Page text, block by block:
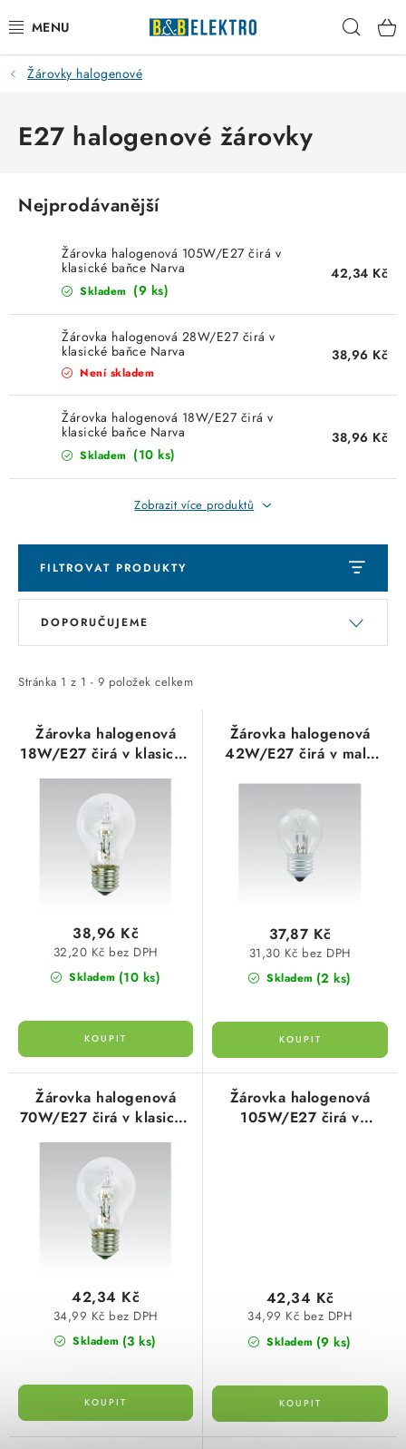
na
obsah
Reklamace / Vrácení zboží
Blog
VYTÁPĚNÍ
VYPÍNAČE
ELEKTROMATERIÁL
JISTIČE
KABELY
ŽÁROVKY
FOTOVOLTAIKA
OHŘÍVAČE VODY
CHYTRÁ DOMÁCNOST
SVÍTIDLA domovní
LED osvětlení
SVÍTIDLA technická
VÝPRODEJ
Položky bez zařazené kategorie dle výrobců
VÁNOCE
OSVĚTLENÍ
Otevírací doba výdejny
Obchodní podmínky
Ochrana osobních údajů
Žárovky halogenové
E27 halogenové žárovky
Nejprodávanější
Žárovka halogenová 105W/E27 čirá v
klasické baňce Narva
Skladem (9 ks)
42,34 Kč
Žárovka halogenová 28W/E27 čirá v
klasické baňce Narva
Není skladem
38,96 Kč
Žárovka halogenová 18W/E27 čirá v
klasické baňce Narva
Skladem (10 ks)
38,96 Kč
Zobrazit více produktů
FILTROVAT PRODUKTY
V
i
r
Stránka 1 z 1 - 9 položek celkem
Ř
e
p
DOPORUČUJEME
Žárovka halogenová
18W/E27 čirá v klasické
baňce Narva
Skladem (10 ks)
32,20 Kč bez DPH
38,96 Kč
Žárovka halogenová
42W/E27 čirá v malé
Skladem (2 ks)
31,30 Kč bez DPH
37,87 Kč
Žárovka halogenová
70W/E27 čirá v klasické
baňce Narva
Skladem (3 ks)
34,99 Kč bez DPH
42,34 Kč
Žárovka halogenová
105W/E27 čirá v
Skladem (9 ks)
34,99 Kč bez DPH
42,34 Kč